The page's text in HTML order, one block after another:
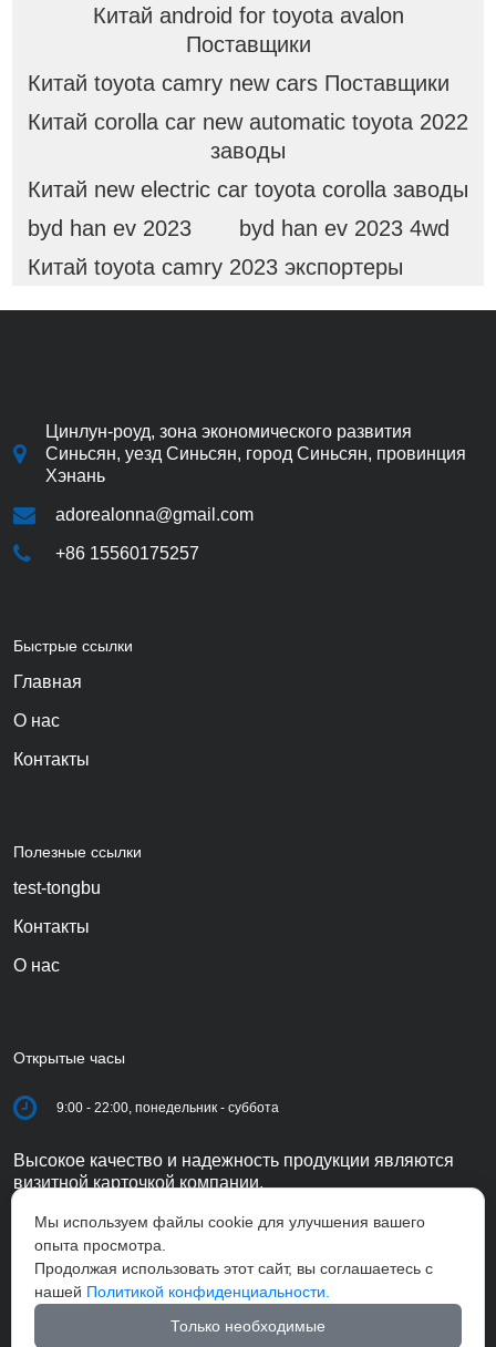
Китай android for toyota avalon
Поставщики
Китай toyota camry new cars Поставщики
Китай corolla car new automatic toyota 2022
заводы
Китай new electric car toyota corolla заводы
byd han ev 2023
byd han ev 2023 4wd
Китай toyota camry 2023 экспортеры
Цинлун-роуд, зона экономического развития
Синьсян, уезд Синьсян, город Синьсян, провинция
Хэнань
adorealonna@gmail.com
+86 15560175257
Быстрые ссылки
Главная
О нас
Контакты
Полезные ссылки
test-tongbu
Контакты
О нас
Открытые часы
9:00 - 22:00, понедельник - суббота
Высокое качество и надежность продукции являются
визитной карточкой компании.
Мы используем файлы cookie для улучшения вашего
опыта просмотра.
Продолжая использовать этот сайт, вы соглашаетесь с
нашей Политикой конфиденциальности.
Только необходимые